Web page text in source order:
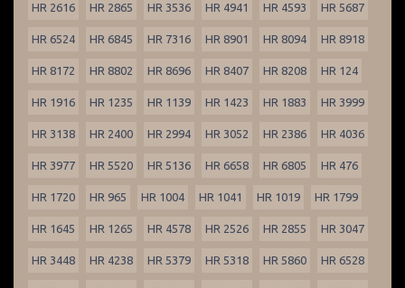
HR 2616 HR 2865 HR 3536 HR 4941 HR 4593 HR 5687
HR 6524 HR 6845 HR 7316 HR 8901 HR 8094 HR 8918
HR 8172 HR 8802 HR 8696 HR 8407 HR 8208 HR 124
HR 1916 HR 1235 HR 1139 HR 1423 HR 1883 HR 3999
HR 3138 HR 2400 HR 2994 HR 3052 HR 2386 HR 4036
HR 3977 HR 5520 HR 5136 HR 6658 HR 6805 HR 476
HR 1720 HR 965 HR 1004 HR 1041 HR 1019 HR 1799
HR 1645 HR 1265 HR 4578 HR 2526 HR 2855 HR 3047
HR 3448 HR 4238 HR 5379 HR 5318 HR 5860 HR 6528